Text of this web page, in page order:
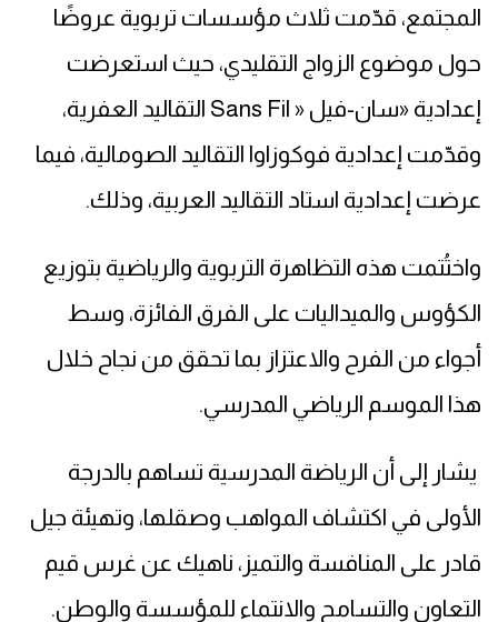
المجتمع، قدّمت ثلاث مؤسسات تربوية عروضًا
حول موضوع الزواج التقليدي، حيث استعرضت
إعدادية «سان-فيل « Sans Fil التقاليد العفرية،
وقدّمت إعدادية فوكوزاوا التقاليد الصومالية، فيما
عرضت إعدادية استاد التقاليد العربية، وذلك.
واختُتمت هذه التظاهرة التربوية والرياضية بتوزيع
الكؤوس والميداليات على الفرق الفائزة، وسط
أجواء من الفرح والاعتزاز بما تحقق من نجاح خلال
هذا الموسم الرياضي المدرسي.
يشار إلى أن الرياضة المدرسية تساهم بالدرجة
الأولى في اكتشاف المواهب وصقلها، وتهيئة جيل
قادر على المنافسة والتميز، ناهيك عن غرس قيم
التعاون والتسامح والانتماء للمؤسسة والوطن.